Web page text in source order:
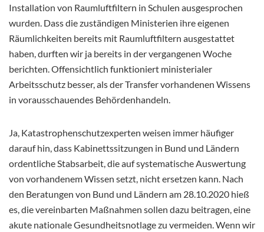
Installation von Raumluftfiltern in Schulen ausgesprochen
wurden. Dass die zuständigen Ministerien ihre eigenen
Räumlichkeiten bereits mit Raumluftfiltern ausgestattet
haben, durften wir ja bereits in der vergangenen Woche
berichten. Offensichtlich funktioniert ministerialer
Arbeitsschutz besser, als der Transfer vorhandenen Wissens
in vorausschauendes Behördenhandeln.
Ja, Katastrophenschutzexperten weisen immer häufiger
darauf hin, dass Kabinettssitzungen in Bund und Ländern
ordentliche Stabsarbeit, die auf systematische Auswertung
von vorhandenem Wissen setzt, nicht ersetzen kann. Nach
den Beratungen von Bund und Ländern am 28.10.2020 hieß
es, die vereinbarten Maßnahmen sollen dazu beitragen, eine
akute nationale Gesundheitsnotlage zu vermeiden. Wenn wir